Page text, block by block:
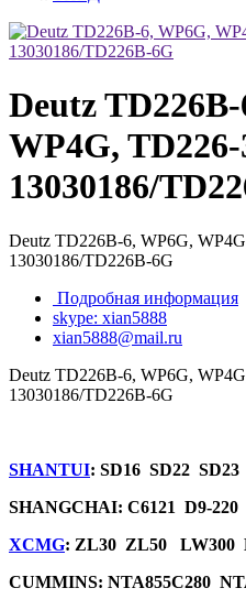
Deutz
WP4G,
13030186/
Deutz TD226B-6, WP6G,
13030186/TD226B-6G
Подробная информация
skype: xian5888
xian5888@mail.ru
Deutz TD226B-6, WP6G,
13030186/TD226B-6G
SHANTUI: SD16 SD22
SHANGCHAI: C6121 D9-220
XCMG: ZL30 ZL50 LW300
CUMMINS: NTA855C280